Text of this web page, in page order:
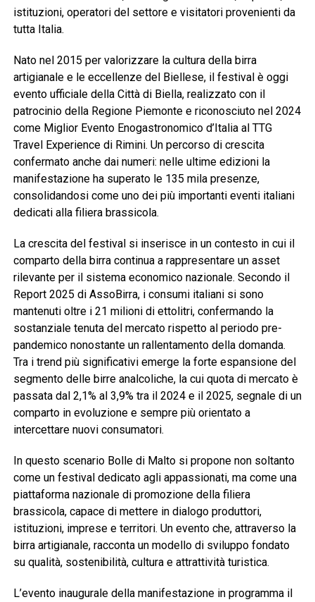
istituzioni, operatori del settore e visitatori provenienti da
tutta Italia.
Nato nel 2015 per valorizzare la cultura della birra
artigianale e le eccellenze del Biellese, il festival è oggi
evento ufficiale della Città di Biella, realizzato con il
patrocinio della Regione Piemonte e riconosciuto nel 2024
come Miglior Evento Enogastronomico d’Italia al TTG
Travel Experience di Rimini. Un percorso di crescita
confermato anche dai numeri: nelle ultime edizioni la
manifestazione ha superato le 135 mila presenze,
consolidandosi come uno dei più importanti eventi italiani
dedicati alla filiera brassicola.
La crescita del festival si inserisce in un contesto in cui il
comparto della birra continua a rappresentare un asset
rilevante per il sistema economico nazionale. Secondo il
Report 2025 di AssoBirra, i consumi italiani si sono
mantenuti oltre i 21 milioni di ettolitri, confermando la
sostanziale tenuta del mercato rispetto al periodo pre-
pandemico nonostante un rallentamento della domanda.
Tra i trend più significativi emerge la forte espansione del
segmento delle birre analcoliche, la cui quota di mercato è
passata dal 2,1% al 3,9% tra il 2024 e il 2025, segnale di un
comparto in evoluzione e sempre più orientato a
intercettare nuovi consumatori.
In questo scenario Bolle di Malto si propone non soltanto
come un festival dedicato agli appassionati, ma come una
piattaforma nazionale di promozione della filiera
brassicola, capace di mettere in dialogo produttori,
istituzioni, imprese e territori. Un evento che, attraverso la
birra artigianale, racconta un modello di sviluppo fondato
su qualità, sostenibilità, cultura e attrattività turistica.
L’evento inaugurale della manifestazione in programma il